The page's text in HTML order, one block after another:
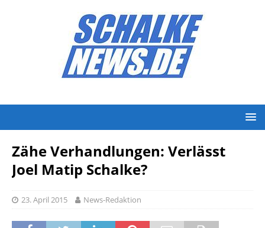
Zähe Verhandlungen: Verlässt
Joel Matip Schalke?
23. April 2015 News-Redaktion